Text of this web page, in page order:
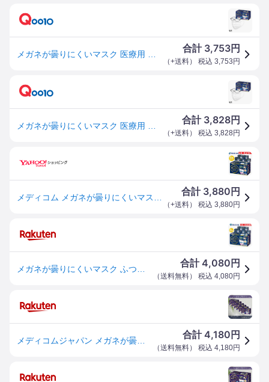
合計 3,753円
（+送料） 税込 3,753 円
合計 3,828円
（+送料） 税込 3,828 円
合計 3,880 円
（+送料） 税込 3,880円
合計4,080 円
（送料無料） 税込 4,080円
合計4,180 円
（送料無料） 税込 4,180円